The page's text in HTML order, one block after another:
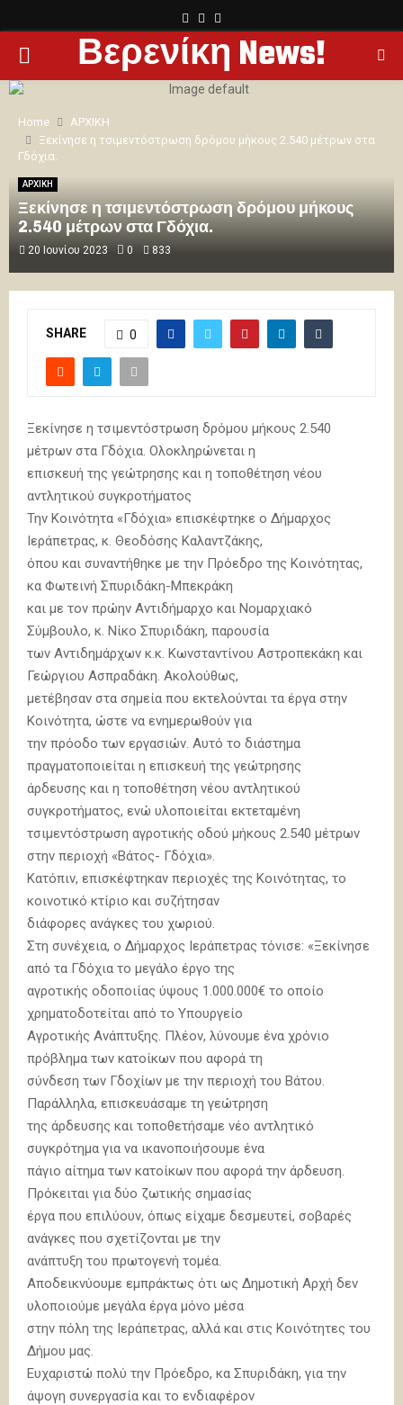
FACEBOOK
TWITTER
PRIMARYΒερενίκη News!
Home
ΑΡΧΙΚΗ
Ξεκίνησε η τσιμεντόστρωση δρόμου μήκους 2.540 μέτρων στα
Γδόχια.
ΑΡΧΙΚΗ
Ξεκίνησε η τσιμεντόστρωση δρόμου μήκους
2.540 μέτρων στα Γδόχια.
20 Ιουνίου 2023 0 833
SHARE 0
Ξεκίνησε η τσιμεντόστρωση δρόμου μήκους 2.540
μέτρων στα Γδόχια. Ολοκληρώνεται η
επισκευή της γεώτρησης και η τοποθέτηση νέου
αντλητικού συγκροτήματος
Την Κοινότητα «Γδόχια» επισκέφτηκε ο Δήμαρχος
Ιεράπετρας, κ. Θεοδόσης Καλαντζάκης,
όπου και συναντήθηκε με την Πρόεδρο της Κοινότητας,
κα Φωτεινή Σπυριδάκη-Μπεκράκη
και με τον πρώην Αντιδήμαρχο και Νομαρχιακό
Σύμβουλο, κ. Νίκο Σπυριδάκη, παρουσία
των Αντιδημάρχων κ.κ. Κωνσταντίνου Αστροπεκάκη και
Γεώργιου Ασπραδάκη. Ακολούθως,
μετέβησαν στα σημεία που εκτελούνται τα έργα στην
Κοινότητα, ώστε να ενημερωθούν για
την πρόοδο των εργασιών. Αυτό το διάστημα
πραγματοποιείται η επισκευή της γεώτρησης
άρδευσης και η τοποθέτηση νέου αντλητικού
συγκροτήματος, ενώ υλοποιείται εκτεταμένη
τσιμεντόστρωση αγροτικής οδού μήκους 2.540 μέτρων
στην περιοχή «Βάτος- Γδόχια».
Κατόπιν, επισκέφτηκαν περιοχές της Κοινότητας, το
κοινοτικό κτίριο και συζήτησαν
διάφορες ανάγκες του χωριού.
Στη συνέχεια, ο Δήμαρχος Ιεράπετρας τόνισε: «Ξεκίνησε
από τα Γδόχια το μεγάλο έργο της
αγροτικής οδοποιίας ύψους 1.000.000€ το οποίο
χρηματοδοτείται από το Υπουργείο
Αγροτικής Ανάπτυξης. Πλέον, λύνουμε ένα χρόνιο
πρόβλημα των κατοίκων που αφορά τη
σύνδεση των Γδοχίων με την περιοχή του Βάτου.
Παράλληλα, επισκευάσαμε τη γεώτρηση
της άρδευσης και τοποθετήσαμε νέο αντλητικό
συγκρότημα για να ικανοποιήσουμε ένα
πάγιο αίτημα των κατοίκων που αφορά την άρδευση.
Πρόκειται για δύο ζωτικής σημασίας
έργα που επιλύουν, όπως είχαμε δεσμευτεί, σοβαρές
ανάγκες που σχετίζονται με την
ανάπτυξη του πρωτογενή τομέα.
Αποδεικνύουμε εμπράκτως ότι ως Δημοτική Αρχή δεν
υλοποιούμε μεγάλα έργα μόνο μέσα
στην πόλη της Ιεράπετρας, αλλά και στις Κοινότητες του
Δήμου μας.
Ευχαριστώ πολύ την Πρόεδρο, κα Σπυριδάκη, για την
άψογη συνεργασία και το ενδιαφέρον